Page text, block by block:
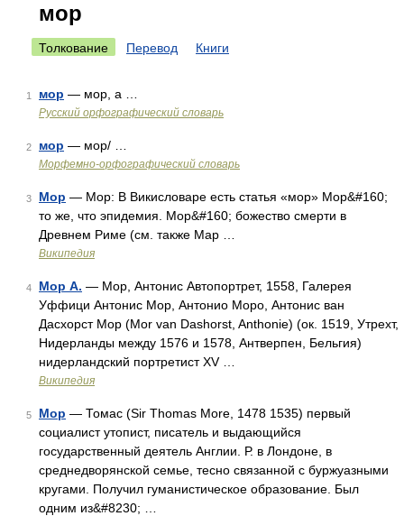
мор
Толкование Перевод Книги
1 мор — мор, а …
Русский орфографический словарь
2 мор — мор/ …
Морфемно-орфографический словарь
3 Мор — Мор: В Викисловаре есть статья «мор» Мор&#160;
то же, что эпидемия. Мор&#160; божество смерти в
Древнем Риме (см. также Мар …
Википедия
4 Мор А. — Мор, Антонис Автопортрет, 1558, Галерея
Уффици Антонис Мор, Антонио Моро, Антонис ван
Дасхорст Мор (Моr van Dashorst, Anthonie) (ок. 1519, Утрехт,
Нидерланды между 1576 и 1578, Антверпен, Бельгия)
нидерландский портретист XV …
Википедия
5 Мор — Томас (Sir Thomas More, 1478 1535) первый
социалист утопист, писатель и выдающийся
государственный деятель Англии. Р. в Лондоне, в
среднедворянской семье, тесно связанной с буржуазными
кругами. Получил гуманистическое образование. Был
одним из&#8230; …